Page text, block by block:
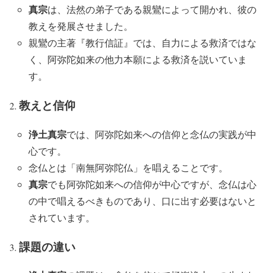
真宗は、法然の弟子である親鸞によって開かれ、彼の
教えを発展させました。
親鸞の主著『教行信証』では、自力による救済ではな
く、阿弥陀如来の他力本願による救済を説いていま
す。
教えと信仰
浄土真宗では、阿弥陀如来への信仰と念仏の実践が中
心です。
念仏とは「南無阿弥陀仏」を唱えることです。
真宗でも阿弥陀如来への信仰が中心ですが、念仏は心
の中で唱えるべきものであり、口に出す必要はないと
されています。
課題の違い